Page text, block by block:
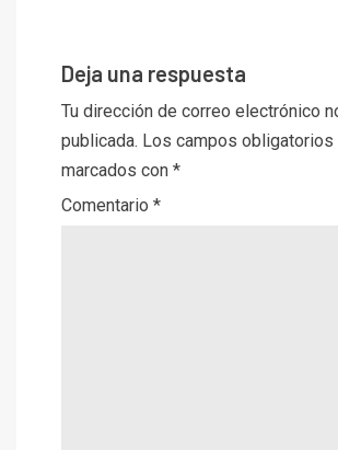
Deja una respuesta
Tu dirección de correo electrónico
publicada. Los campos obligatorios
marcados con *
Comentario *